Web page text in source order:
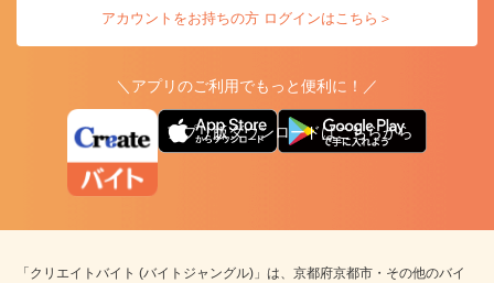
アカウントをお持ちの方 ログインはこちら＞
＼アプリのご利用でもっと便利に！／
アプリ版ダウンロードはこちらから
「クリエイトバイト (バイトジャングル)」は、京都府京都市・その他のバイ